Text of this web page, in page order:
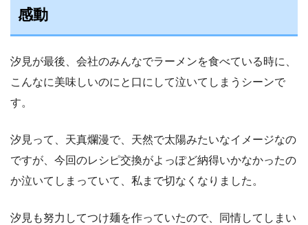
感動
汐見が最後、会社のみんなでラーメンを食べている時に、
こんなに美味しいのにと口にして泣いてしまうシーンで
す。
汐見って、天真爛漫で、天然で太陽みたいなイメージなの
ですが、今回のレシピ交換がよっぽど納得いかなかったの
か泣いてしまっていて、私まで切なくなりました。
汐見も努力してつけ麺を作っていたので、同情してしまい